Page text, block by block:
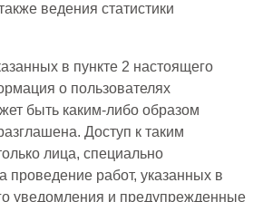
ведения статистики
в пункте 2 настоящего
о пользователях
быть каким-либо образом
Доступ к таким
лица, специально
проведение работ, указанных в
уведомления и предупрежденные